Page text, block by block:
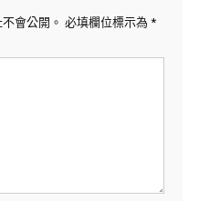
會公開。 必填欄位標示為 *